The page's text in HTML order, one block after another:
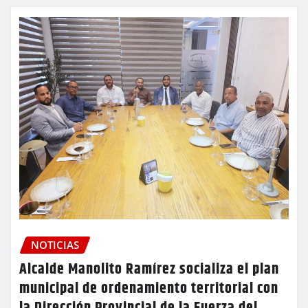
NOTICIAS
Alcalde Manolito Ramírez socializa el plan
municipal de ordenamiento territorial con